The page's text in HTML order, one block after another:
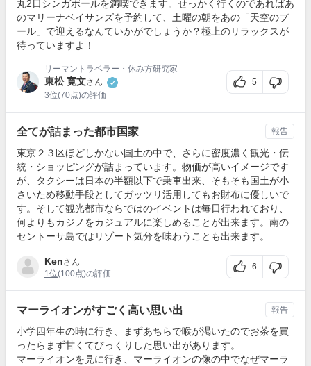
丸2日シンガポールを満喫できます。せっかく行くのであればあ
のマリーナベイサンズを予約して、土曜の朝をあの「天空のプ
ール」で迎えるなんていかがでしょうか？極上のリラックスが
待っていますよ！
リーマントラベラー・休み方研究家
東松 寛文さん
3位(70点)の評価
5
全てが詰まった都市国家
東京２３区ほどしかない国土の中で、さらに密度濃く観光・伝
統・ショッピングが詰まっています。物価が高いイメージです
が、タクシーは日本の半額以下で乗車出来、そもそも国土が小
さいため移動手段としてガッツリ活用してもお財布に優しいで
す。そして観光都市ならではのイベントは毎日行われており、
何よりもカジノをカジュアルに楽しめることが出来ます。南の
セントーサ島ではリゾート気分を味わうことも出来ます。
Kenさん
1位(100点)の評価
6
報告
マーライオンがすごく高い思い出
小学四年生の時に行き、まずあちらで喉が渇いたのでお茶を買
ったらまず甘くてびっくりした思い出があります。
マーライオンを見に行き、マーライオンの像の中でなぜマーラ
報告